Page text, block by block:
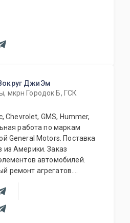
ДжиЭм
мкрн Городок Б, ГСК
Chevrolet, GMS, Hummer,
General Motors. Поставка
Америки. Заказ
автомобилей.
ремонт агрегатов.
Оригинальные и б/у